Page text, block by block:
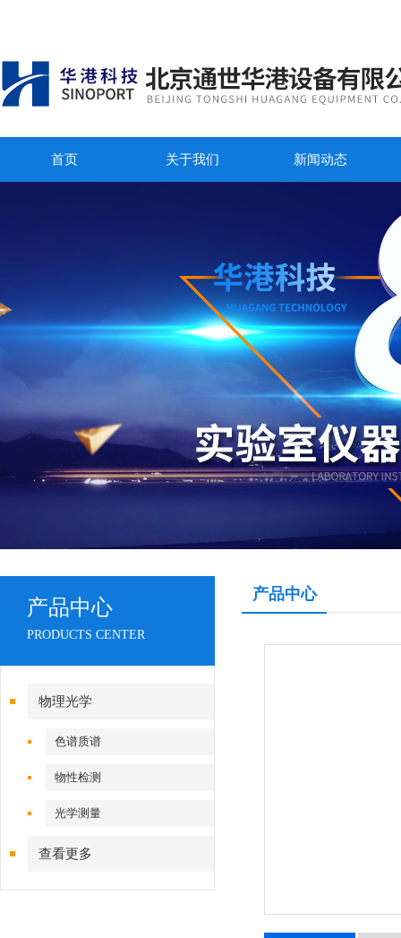
首页 关于我们 新闻动态
产品中心
PRODUCTS CENTER
物理光学
色谱质谱
物性检测
光学测量
查看更多
产品中心